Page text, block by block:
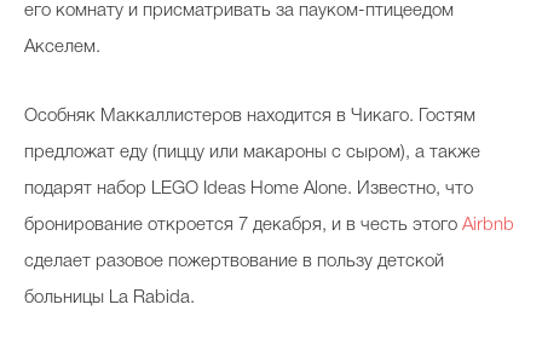
его комнату и присматривать за пауком-птицеедом
Акселем.
Особняк Маккаллистеров находится в Чикаго. Гостям
предложат еду (пиццу или макароны с сыром), а также
подарят набор LEGO Ideas Home Alone. Известно, что
бронирование откроется 7 декабря, и в честь этого Airbnb
сделает разовое пожертвование в пользу детской
больницы La Rabida.